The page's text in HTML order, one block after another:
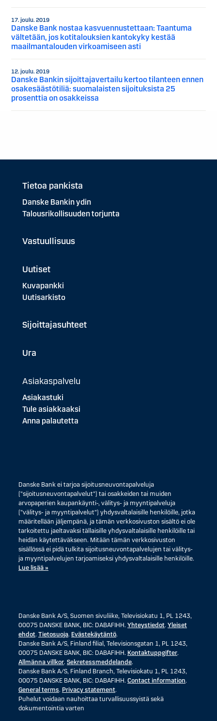
17. joulu. 2019
Danske Bank nostaa kasvuennustettaan: Taantuma
vältetään, jos kotitalouksien kantokyky kestää
maailmantalouden virkoamiseen asti
12. joulu. 2019
Danske Bankin sijoittajavertailu kertoo tilanteen ennen
osakesäästötiliä: suomalaisten sijoituksista 25
prosenttia on osakkeissa
Tietoa pankista
Danske Bankin ydin
Talousrikollisuuden torjunta
Vastuullisuus
Uutiset
Kuvapankki
Uutisarkisto
Sijoittajasuhteet
Ura
Asiakaspalvelu
Asiakastuki
Tule asiakkaaksi
Anna palautetta
Danske Bank ei tarjoa sijoitusneuvontapalveluja
("sijoitusneuvontapalvelut") tai osakkeiden tai muiden
arvopaperien kaupankäynti-, välitys- ja myyntipalveluja
("välitys- ja myyntipalvelut") yhdysvaltalaisille henkilöille, jotka
määritellään jäljempänä, ja tämän verkkosivuston sisältö ei ole
tarkoitettu jaeltavaksi tällaisille yhdysvaltalaisille henkilöille tai
heidän käytettäväkseen. Mitään tämän verkkosivuston
sisällössä ei pidä tulkita sijoitusneuvontapalvelujen tai välitys-
ja myyntipalvelujen tarjoamiseksi yhdysvaltalaisille henkilöille.
Lue lisää »
Danske Bank A/S, Suomen sivuliike, Televisiokatu 1, PL 1243,
00075 DANSKE BANK, BIC: DABAFIHH. Yhteystiedot. Yleiset
ehdot. Tietosuoja. Evästekäytäntö.
Danske Bank A/S, Finland filial, Televisionsgatan 1, PL 1243,
00075 DANSKE BANK, BIC: DABAFIHH. Kontaktuppgifter.
Allmänna villkor. Sekretessmeddelande.
Danske Bank A/S, Finland Branch, Televisiokatu 1, PL 1243,
00075 DANSKE BANK, BIC: DABAFIHH. Contact information.
General terms. Privacy statement.
Puhelut voidaan nauhoittaa turvallisuussyistä sekä
dokumentointia varten